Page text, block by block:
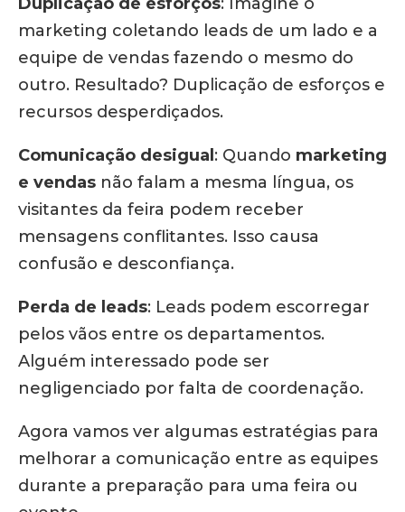
marketing coletando leads de um lado e a
equipe de vendas fazendo o mesmo do
outro. Resultado? Duplicação de esforços e
recursos desperdiçados.
Comunicação desigual : Quando marketing
e vendas não falam a mesma língua, os
visitantes da feira podem receber
mensagens conflitantes. Isso causa
confusão e desconfiança.
Perda de leads: Leads podem escorregar
pelos vãos entre os departamentos.
Alguém interessado pode ser
negligenciado por falta de coordenação.
Agora vamos ver algumas estratégias para
melhorar a comunicação entre as equipes
durante a preparação para uma feira ou